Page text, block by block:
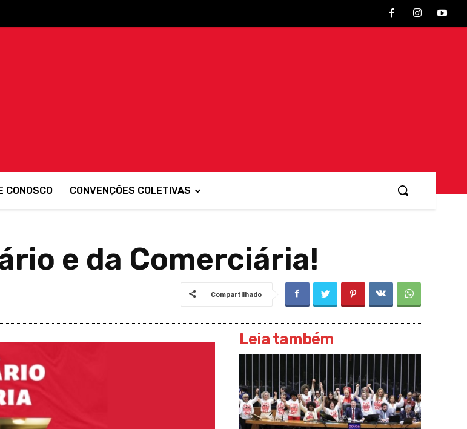
CONOSCO CONVENÇÕES COLETIVAS
e da Comerciária!
Compartilhado
Leia também